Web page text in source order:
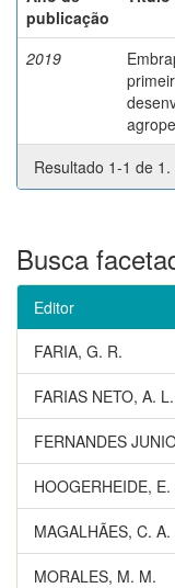
publicação
2019
Resultado 1-1 de 1.
Busca
Editor
FARIA, G. R.
FARIAS NETO, A.
FERNANDES
HOOGERHEIDE, E.
MAGALHÃES, C. A.
MORALES, M. M.